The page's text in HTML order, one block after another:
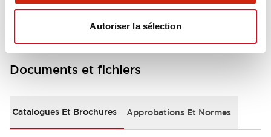
Autoriser la sélection
Documents et fichiers
Catalogues Et Brochures Approbations Et Normes